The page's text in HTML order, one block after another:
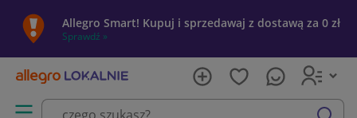
Allegro Smart! Kupuj i sprzedawaj z dostawą za 0 zł
Sprawdź »
Otwórz menu z kategoriami